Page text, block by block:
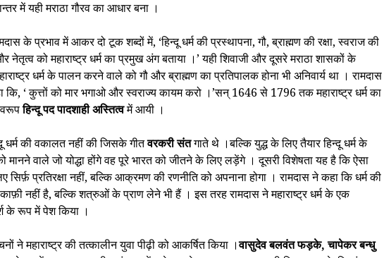
में यही मराठा गौरव का आधार बना ।
के प्रभाव में आकर दो टूक शब्दों में, ‘हिन्दू धर्म की प्रस्थापना, गौ, ब्राह्मण की रक्षा, स्वराज की
नेतृत्व को महाराष्ट्र धर्म का प्रमुख अंग बताया ।’ यही शिवाजी और दूसरे मराठा शासकों के
धर्म के पालन करने वाले को गौ और ब्राह्मण का प्रतिपालक होना भी अनिवार्य था । रामदास
‘ कुत्तों को मार भगाओ और स्वराज्य कायम करो ।’सन् 1646 से 1796 तक महाराष्ट्र धर्म का
हिन्दू पद पादशाही अस्तित्वमें आयी ।
धर्म की वकालत नहीं की जिसके गीतवरकरी संतगातेथे ।बल्कि युद्ध के लिए तैयार हिन्दू धर्म के
मानने वाले जो योद्धा होंगे वह पूरे भारत को जीतने के लिए लड़ेंगे । दूसरी विशेषता यह है कि ऐसा
सिर्फ़ प्रतिरक्षा नहीं, बल्कि आक्रमण की रणनीति को अपनाना होगा । रामदास ने कहा कि धर्म की
काफ़ी नहीं है, बल्कि शत्रुओं के प्राण लेने भी हैं । इस तरह रामदास ने महाराष्ट्र धर्म के एक
के रूप में पेश किया ।
ने महाराष्ट्र की तत्कालीन युवा पीढ़ी को आकर्षित किया ।वासुदेव बलवंत फड़के, चापेकर बन्धु